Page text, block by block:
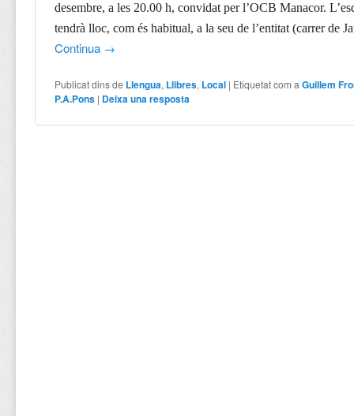
desembre, a les 20.00 h, convidat per l’OCB Manacor.
tendrà lloc, com és habitual, a la seu de l’entitat (carrer de
Continua →
Publicat dins de Llengua, Llibres, Local | Etiquetat com a Guillem
P.A.Pons | Deixa una resposta